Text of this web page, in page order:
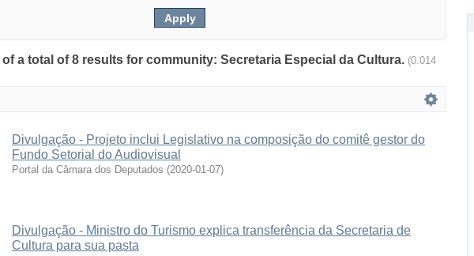
a total of 8 results for community: Secretaria Especial da Cultura. (0.014
Divulgação - Projeto inclui Legislativo na composição do comitê gestor do
Fundo Setorial do Audiovisual
Portal da Câmara dos Deputados (2020-01-07)
Divulgação - Ministro do Turismo explica transferência da Secretaria de
Cultura para sua pasta